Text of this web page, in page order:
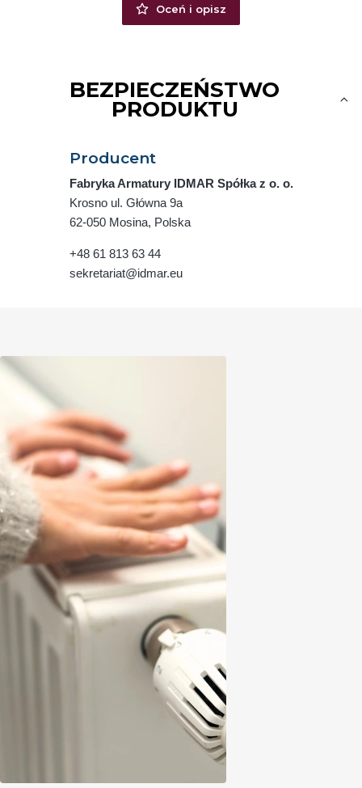
Oceń i opisz
BEZPIECZEŃSTWO
PRODUKTU
Producent
Fabryka Armatury IDMAR Spółka z o. o.
Krosno ul. Główna 9a
62-050 Mosina, Polska
+48 61 813 63 44
sekretariat@idmar.eu